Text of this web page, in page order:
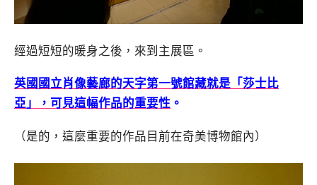
經過短短的暖身之後，來到主展區。
英國國立肖像藝廊的天字第一號館藏就是「莎士比
亞」，可見這幅作品的重要性 。
（是的，這麼重要的作品目前在奇美博物館內）